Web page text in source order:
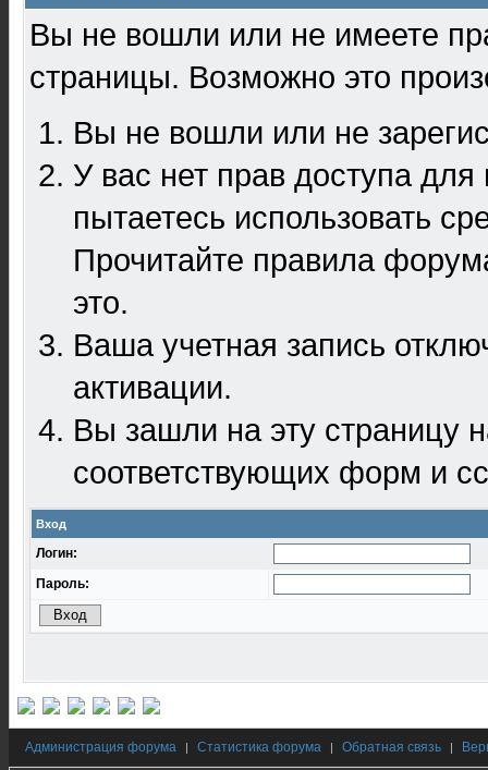
Вы не вошли или не имеете
страницы. Возможно это
Вы не вошли или не
У вас нет прав доступа
пытаетесь использовать
Прочитайте правила
это.
Ваша учетная запись
активации.
Вы зашли на эту
соответствующих форм и
Вход
Логин:
Пароль:
Администрация форума | Статистика форума | Обратная связь |